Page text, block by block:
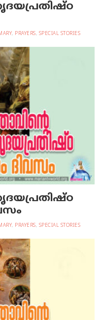
, PRAYERS, SPECIAL STORIES
, PRAYERS, SPECIAL STORIES